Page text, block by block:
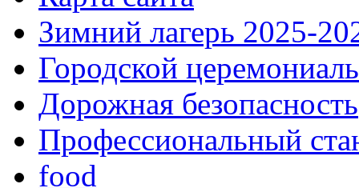
Зимний лагерь 2025-
Городской
Дорожная безопасность
Профессиональный
food